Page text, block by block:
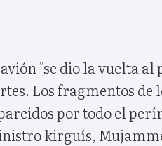
"se dio la vuelta
Los fragmentos de
por todo el
kirguís,